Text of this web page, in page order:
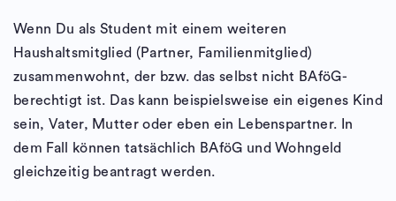
Wenn Du als Student mit einem weiteren
Haushaltsmitglied (Partner, Familienmitglied)
zusammenwohnt, der bzw. das selbst nicht BAföG-
berechtigt ist. Das kann beispielsweise ein eigenes Kind
sein, Vater, Mutter oder eben ein Lebenspartner. In
dem Fall können tatsächlich BAföG und Wohngeld
gleichzeitig beantragt werden.